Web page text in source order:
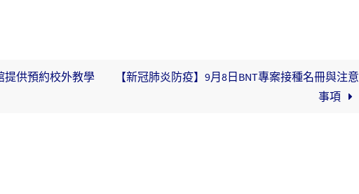
提供預約校外教學
【新冠肺炎防疫】9月8日BNT專案接種名冊與注意
事項